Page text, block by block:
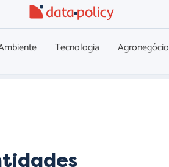
Tecnologia Agronegócio